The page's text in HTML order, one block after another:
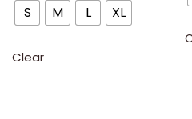
S M L XL
Clear